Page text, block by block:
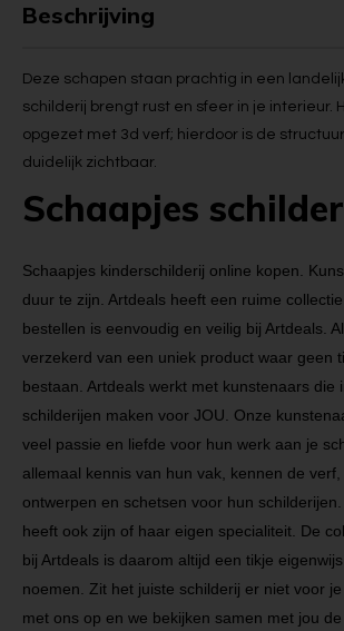
Beschrijving
Deze schapen staan prachtig in een
schilderij brengt rust en sfeer in je interieur.
opgezet met 3d verf; hierdoor is de
duidelijk zichtbaar.
Schaapjes
Schaapjes kinderschilderij online kopen.
duur te zijn. Artdeals heeft een ruime
bestellen is eenvoudig en veilig bij Artdeals.
verzekerd van een uniek product waar geen
bestaan. Artdeals werkt met kunstenaars die
schilderijen maken voor JOU. Onze
veel passie en liefde voor hun werk aan je
allemaal kennis van hun vak, kennen de
ontwerpen en schetsen voor hun
heeft ook zijn of haar eigen specialiteit. De
bij Artdeals is daarom altijd een tikje
noemen. Zit het juiste schilderij er niet voor
met ons op en we bekijken samen met jou